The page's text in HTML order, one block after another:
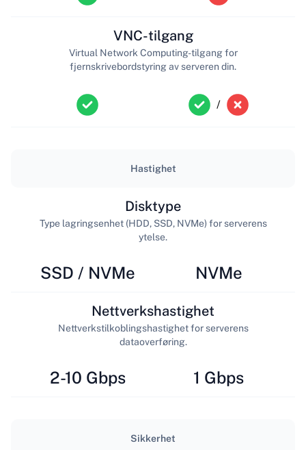
VNC-tilgang
Virtual Network Computing-tilgang for
fjernskrivebordstyring av serveren din.
/
Hastighet
SSD / NVMe
Disktype
Type lagringsenhet (HDD, SSD, NVMe) for serverens
ytelse.
NVMe
2-10 Gbps
Nettverkshastighet
Nettverkstilkoblingshastighet for serverens
dataoverføring.
1 Gbps
Sikkerhet